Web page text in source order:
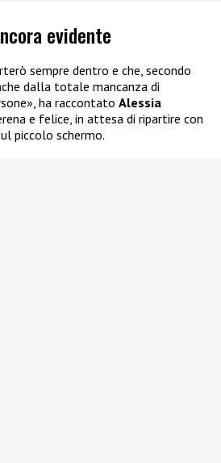
evidente
sempre dentro e che, secondo
dalla totale mancanza di
ha raccontato Alessia
e felice, in attesa di ripartire con
piccolo schermo.